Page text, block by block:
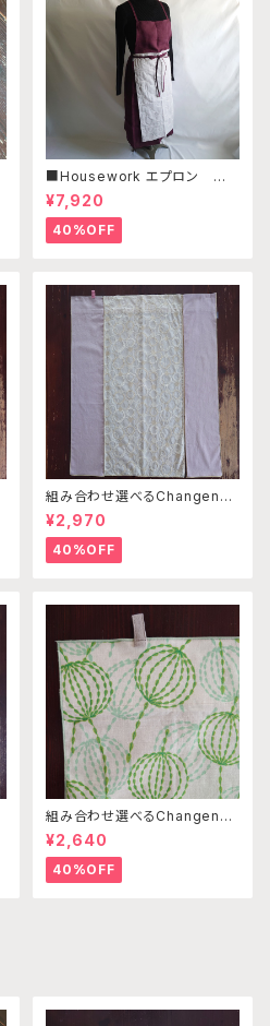
■Housework エプロン ／リ
ネン・コットンリネン ボルドー・
ライトグレー刺繍
¥7,920
40%OFF
組み合わせ選べるChangenab
leエプロン ※前部分のみ サ
ークル刺繍ベージュ×ライトピン
ク×ライトピンク （※本体部分
は別売りです）
¥2,970
40%OFF
組み合わせ選べるChangenab
leエプロン ※前部分のみ エ
ンゼルフィッシュグリーン×パス
テルグリーン （※本体部分は
別売りです）
¥2,640
40%OFF